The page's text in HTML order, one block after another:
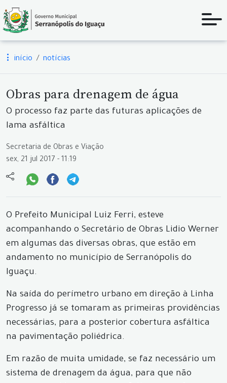
início notícias
Obras para drenagem de água
O processo faz parte das futuras aplicações de
lama asfáltica
Secretaria de Obras e Viação
sex, 21 jul 2017 - 11:19
O Prefeito Municipal Luiz Ferri, esteve
acompanhando o Secretário de Obras Lidio Werner
em algumas das diversas obras, que estão em
andamento no município de Serranópolis do
Iguaçu.
Na saída do perímetro urbano em direção à Linha
Progresso já se tomaram as primeiras providências
necessárias, para a posterior cobertura asfáltica
na pavimentação poliédrica.
Em razão de muita umidade, se faz necessário um
sistema de drenagem da água, para que não